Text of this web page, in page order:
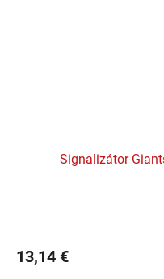
Signalizátor
13,14 €